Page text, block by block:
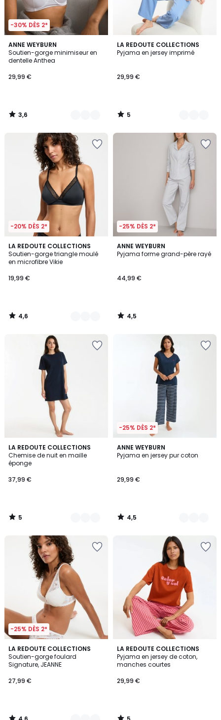
-30% DÈS 2*
ANNE WEYBURN
Soutien-gorge minimiseur en
dentelle Anthea
29,99 €
3,6
/ 5
2
Couleurs
3,6
/
LA REDOUTE COLLECTIONS
Pyjama en jersey imprimé
29,99 €
5
/
2
Couleurs
5
/
-20% DÈS 2*
LA REDOUTE COLLECTIONS
Soutien-gorge triangle moulé
en microfibre Vikie
19,99 €
4,6
/ 5
3
Couleurs
4,6
/
-25% DÈS 2*
ANNE WEYBURN
Pyjama forme grand-père rayé
44,99 €
4,5
/ 5
4,5
/
LA REDOUTE COLLECTIONS
Chemise de nuit en maille
éponge
37,99 €
5
/
5
2
Couleurs
5
/
-25% DÈS 2*
ANNE WEYBURN
Pyjama en jersey pur coton
29,99 €
4,5
/ 5
3
Couleurs
4,5
/
-25% DÈS 2*
LA REDOUTE COLLECTIONS
Soutien-gorge foulard
Signature, JEANNE
27,99 €
4,6
/ 5
3
Couleurs
LA REDOUTE COLLECTIONS
Pyjama en jersey de coton,
manches courtes
29,99 €
5
/
5